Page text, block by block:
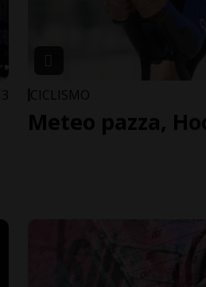
3 CICLISMO
Meteo pazza,